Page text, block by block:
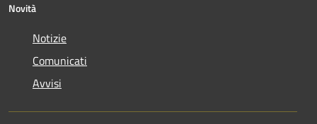
Novità
Notizie
Comunicati
Avvisi